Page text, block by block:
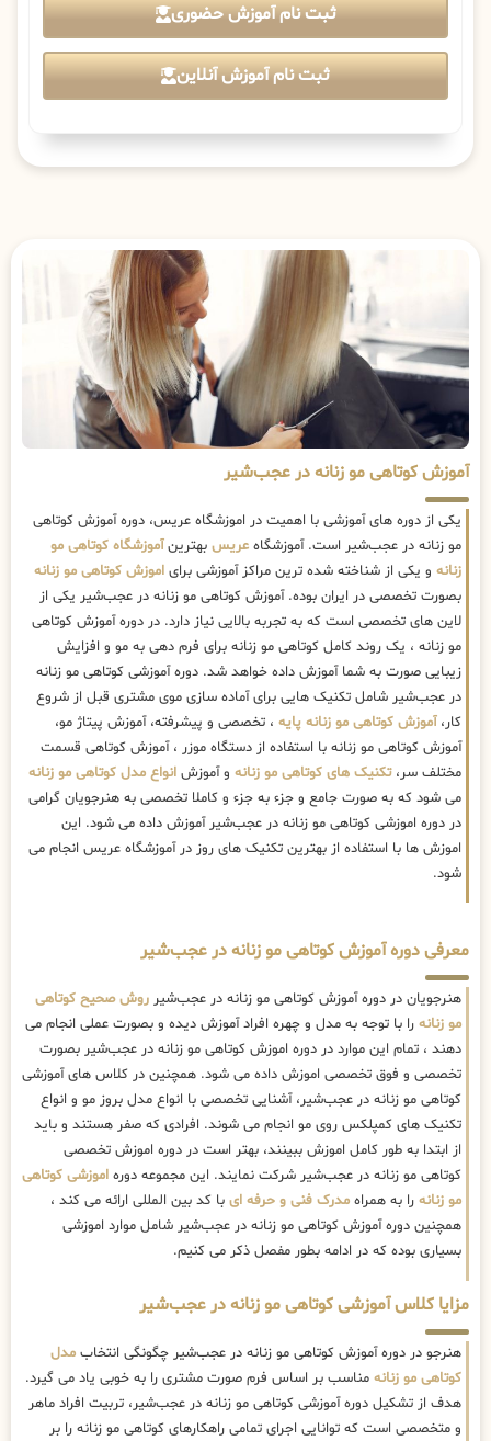
ثبت نام آموزش حضوری
ثبت نام آموزش آنلاین
آموزش کوتاهی مو زنانه در عجب‌شیر
یکی از دوره های آموزشی با اهمیت در اموزشگاه عریس، دوره آموزش کوتاهی
مو زنانه در عجب‌شیر است. آموزشگاه عریس بهترینآموزشگاه کوتاهی مو
زنانه و یکی از شناخته شده ترین مراکز آموزشی برای اموزش کوتاهی مو زنانه
بصورت تخصصی در ایران بوده. آموزش کوتاهی مو زنانه در عجب‌شیر یکی از
لاین های تخصصی است که به تجربه بالایی نیاز دارد. در دوره آموزش کوتاهی
مو زنانه ، یک روند کامل کوتاهی مو زنانه برای فرم دهی به مو و افزایش
زیبایی صورت به شما آموزش داده خواهد شد. دوره آموزشی کوتاهی مو زنانه
در عجب‌شیر شامل تکنیک هایی برای آماده سازی موی مشتری قبل از شروع
کار،آموزش کوتاهی مو زنانه پایه ، تخصصی و پیشرفته، آموزش پیتاژ مو،
آموزش کوتاهی مو زنانه با استفاده از دستگاه موزر ، آموزش کوتاهی قسمت
مختلف سر،تکنیک های کوتاهی مو زنانه و آموزش انواع مدل کوتاهی مو زنانه
می شود که به صورت جامع و جزء به جزء و کاملا تخصصی به هنرجویان گرامی
در دوره اموزشی کوتاهی مو زنانه در عجب‌شیر آموزش داده می شود. این
اموزش ها با استفاده از بهترین تکنیک های روز در آموزشگاه عریس انجام می
شود.
معرفی دوره آموزش کوتاهی مو زنانه در عجب‌شیر
هنرجویان در دوره آموزش کوتاهی مو زنانه در عجب‌شیر روش صحیح کوتاهی
مو زنانه را با توجه به مدل و چهره افراد آموزش دیده و بصورت عملی انجام می
دهند ، تمام این موارد در دوره اموزش کوتاهی مو زنانه در عجب‌شیر بصورت
تخصصی و فوق تخصصی اموزش داده می شود. همچنین در کلاس های آموزشی
کوتاهی مو زنانه در عجب‌شیر، آشنایی تخصصی با انواع مدل بروز مو و انواع
تکنیک های کمپلکس روی مو انجام می شوند. افرادی که صفر هستند و باید
از ابتدا به طور کامل اموزش ببینند، بهتر است در دوره اموزش تخصصی
کوتاهی مو زنانه در عجب‌شیر شرکت نمایند. این مجموعه دوره اموزشی کوتاهی
مو زنانه را به همراه مدرک فنی و حرفه ای با کد بین المللی ارائه می کند ،
همچنین دوره آموزش کوتاهی مو زنانه در عجب‌شیر شامل موارد اموزشی
بسیاری بوده که در ادامه بطور مفصل ذکر می کنیم.
مزایا کلاس آموزشی کوتاهی مو زنانه در عجب‌شیر
هنرجو در دوره آموزش کوتاهی مو زنانه در عجب‌شیر چگونگی انتخاب مدل
کوتاهی مو زنانه مناسب بر اساس فرم صورت مشتری را به خوبی یاد می گیرد.
هدف از تشکیل دوره آموزشی کوتاهی مو زنانه در عجب‌شیر، تربیت افراد ماهر
و متخصصی است که توانایی اجرای تمامی راهکارهای کوتاهی مو زنانه را بر